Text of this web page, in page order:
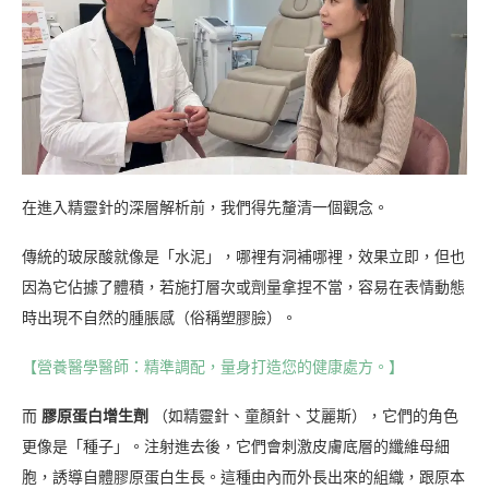
在進入精靈針的深層解析前，我們得先釐清一個觀念。
傳統的玻尿酸就像是「水泥」，哪裡有洞補哪裡，效果立即，但也
因為它佔據了體積，若施打層次或劑量拿捏不當，容易在表情動態
時出現不自然的腫脹感（俗稱塑膠臉）。
【營養醫學醫師：精準調配，量身打造您的健康處方。】
而 膠原蛋白增生劑
（如精靈針、童顏針、艾麗斯），它們的角色
更像是「種子」。注射進去後，它們會刺激皮膚底層的纖維母細
胞，誘導自體膠原蛋白生長。這種由內而外長出來的組織，跟原本